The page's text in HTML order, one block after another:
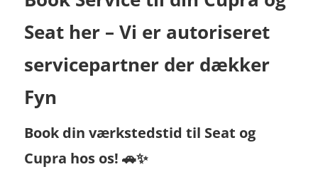
Seat her – Vi er autoriseret
servicepartner der dækker
Fyn
Book din værkstedstid til Seat og
Cupra hos os! 🚗✨